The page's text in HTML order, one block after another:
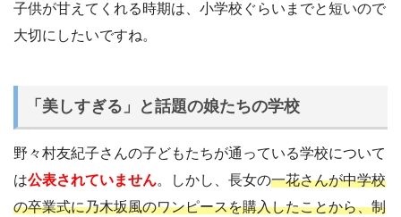
子供が甘えてくれる時期は、小学校ぐらいまでと短いので
大切にしたいですね。
「美しすぎる」と話題の娘たちの学校
野々村友紀子さんの子どもたちが通っている学校について
は公表されていません。しかし、長女の一花さんが中学校
の卒業式に乃木坂風のワンピースを購入したことから、制